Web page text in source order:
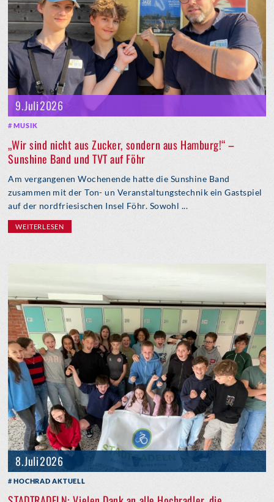
9. Juli 2026
MUSIK
„Wir sind nicht aus Zucker, sondern aus Hamburg!“ –
Sunshine Band und TVT auf Föhr
Am vergangenen Wochenende hatte die Sunshine Band
zusammen mit der Ton- un Veranstaltungstechnik ein Gastspiel
auf der nordfriesischen Insel Föhr. Sowohl ...
WEITERLESEN
8. Juli 2026
HOCHRAD AKTUELL